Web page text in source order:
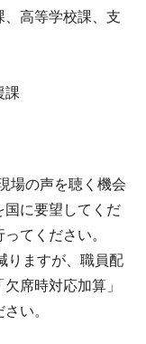
高等学校課、支
課
場の声を聴く機会
国に要望してくだ
てください。
りますが、職員配
席時対応加算」
い。